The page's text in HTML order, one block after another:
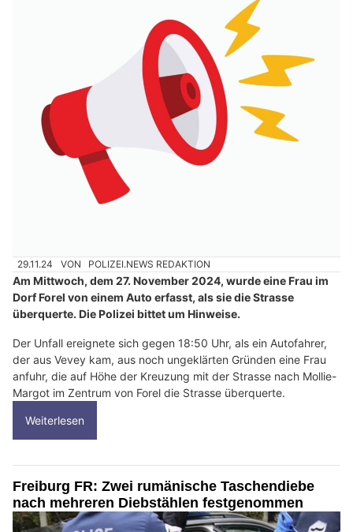
29.11.24 VON POLIZEI.NEWS REDAKTION
Am Mittwoch, dem 27. November 2024, wurde eine Frau im
Dorf Forel von einem Auto erfasst, als sie die Strasse
überquerte. Die Polizei bittet um Hinweise.
Der Unfall ereignete sich gegen 18:50 Uhr, als ein Autofahrer,
der aus Vevey kam, aus noch ungeklärten Gründen eine Frau
anfuhr, die auf Höhe der Kreuzung mit der Strasse nach Mollie-
Margot im Zentrum von Forel die Strasse überquerte.
Weiterlesen
Freiburg FR: Zwei rumänische Taschendiebe
nach mehreren Diebstählen festgenommen